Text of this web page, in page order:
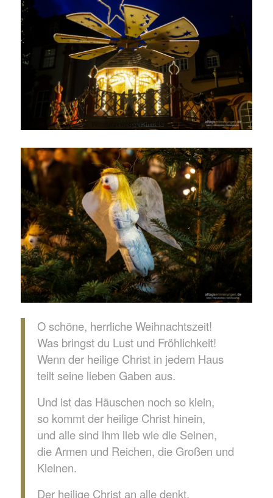
O schöne, herrliche Weihnachtszeit!
Was bringst du Lust und Fröhlichkeit!
Wenn der heilige Christ in jedem Haus
teilt seine lieben Gaben aus.
Und ist das Häuschen noch so klein,
so kommt der heilige Christ hinein,
und alle sind ihm lieb wie die Seinen,
die Armen und Reichen, die Großen und
Kleinen.
Der heilige Christ an alle denkt,